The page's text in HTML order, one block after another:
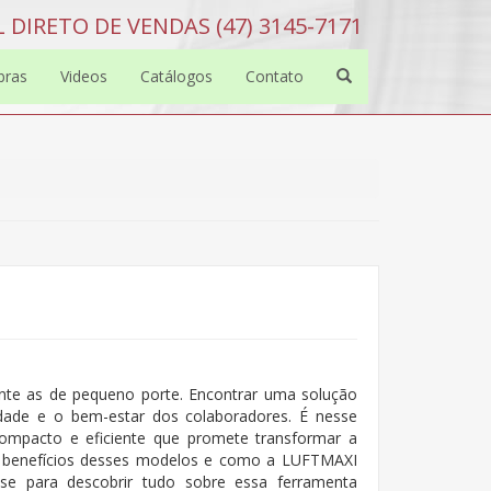
DIRETO DE VENDAS (47) 3145-7171
Videos Catálogos Contato
as de pequeno porte. Encontrar uma solução
e o bem-estar dos colaboradores. É nesse
e eficiente que promete transformar a
desses modelos e como a LUFTMAXI
para descobrir tudo sobre essa ferramenta